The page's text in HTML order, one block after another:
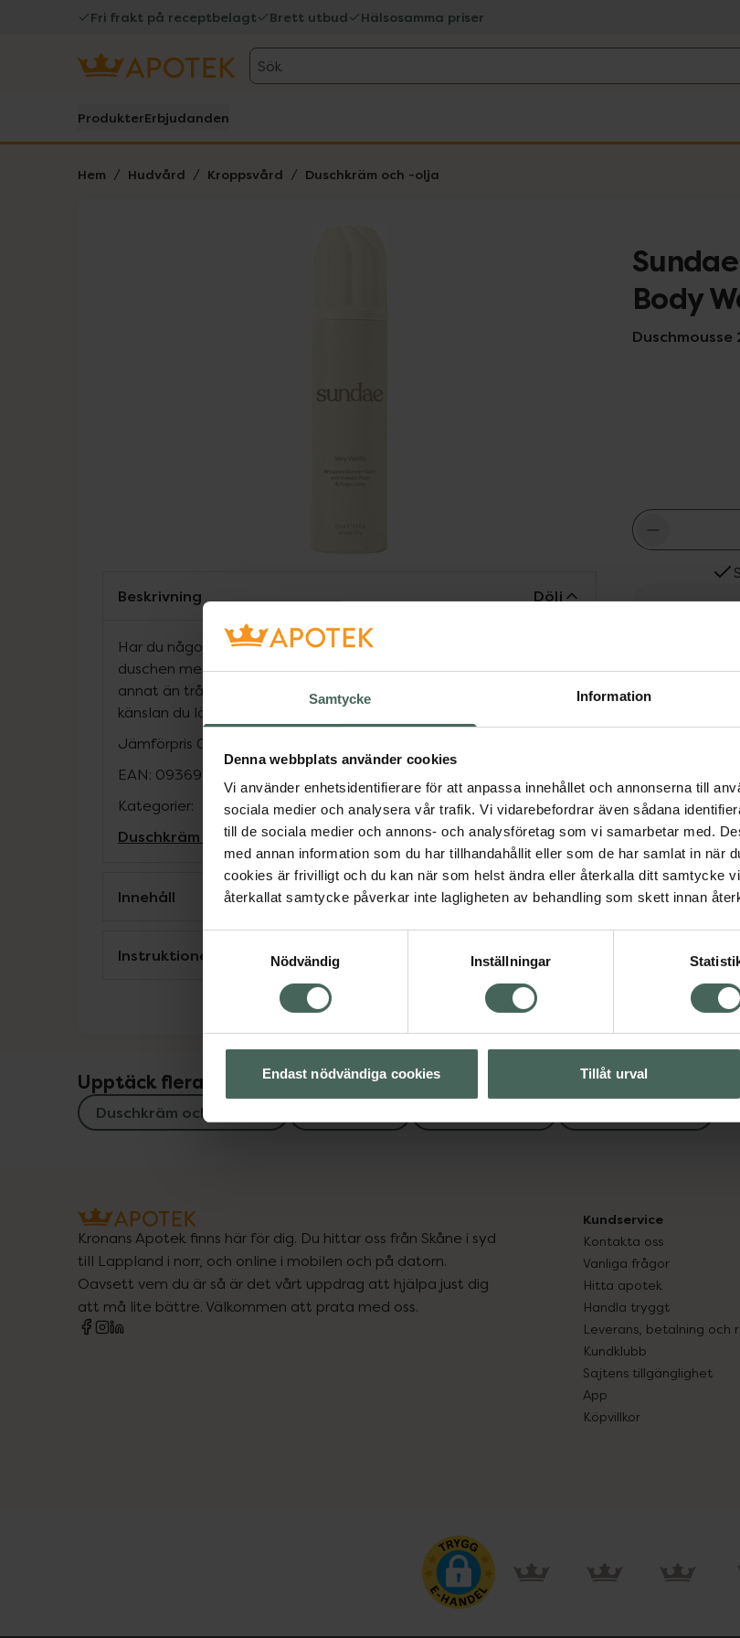
Samtycke Information
Denna webbplats använder cookies
Vi använder enhetsidentifierare för att anpassa innehållet och annonserna till
sociala medier och analysera vår trafik. Vi vidarebefordrar även sådana
till de sociala medier och annons- och analysföretag som vi samarbetar med.
med annan information som du har tillhandahållit eller som de har samlat in när
cookies är frivilligt och du kan när som helst ändra eller återkalla ditt samtycke
återkallat samtycke påverkar inte lagligheten av behandling som skett innan
Nödvändig
Inställningar
Endast nödvändiga cookies Tillåt urval
Fri frakt på receptbelagt Brett utbud Hälsosamma priser
Sök
ProdukterErbjudanden
Hem Hudvård Kroppsvård Duschkräm och -olja
Body
Duschmousse
Beskrivning Dölj
Har du någonsin dömt en bok efter dess omslag? Hoppa in i
duschen med Very Vanilla, och vi lovar att det kommer att vara allt
annat än tråkigt. Very Vanilla ger din hud den lyxiga och ljuvliga
känslan du längtar efter, utan dåligt samvete!
Jämförpris 0,71 kr
EAN: 09369998073092
Kategorier:
Duschkräm och -oljaHudvårdKroppsvårdUnder 300 kr
Innehåll Visa
Instruktioner Visa
Upptäck flera produkter inom
Duschkräm och -olja
Kronans Apotek finns här för dig. Du hittar oss från Skåne i syd
till Lappland i norr, och online i mobilen och på datorn.
Oavsett vem du är så är det vårt uppdrag att hjälpa just dig
att må lite bättre. Välkommen att prata med oss.
Kundservice
Kontakta oss
Vanliga frågor
Hitta apotek
Handla tryggt
Leverans, betalning och
Kundklubb
Sajtens tillgänglighet
App
Köpvillkor